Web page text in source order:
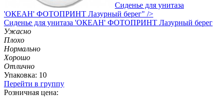
Сиденье для унитаза
'ОКЕАН' ФОТОПРИНТ Лазурный берег" />
Сиденье для унитаза 'ОКЕАН' ФОТОПРИНТ Лазурный берег
Ужасно
Плохо
Нормально
Хорошо
Отлично
Упаковка: 10
Перейти в группу
Розничная цена: